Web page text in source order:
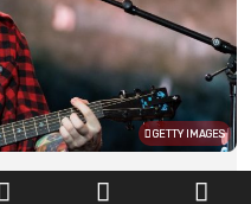
GETTY IMAGES